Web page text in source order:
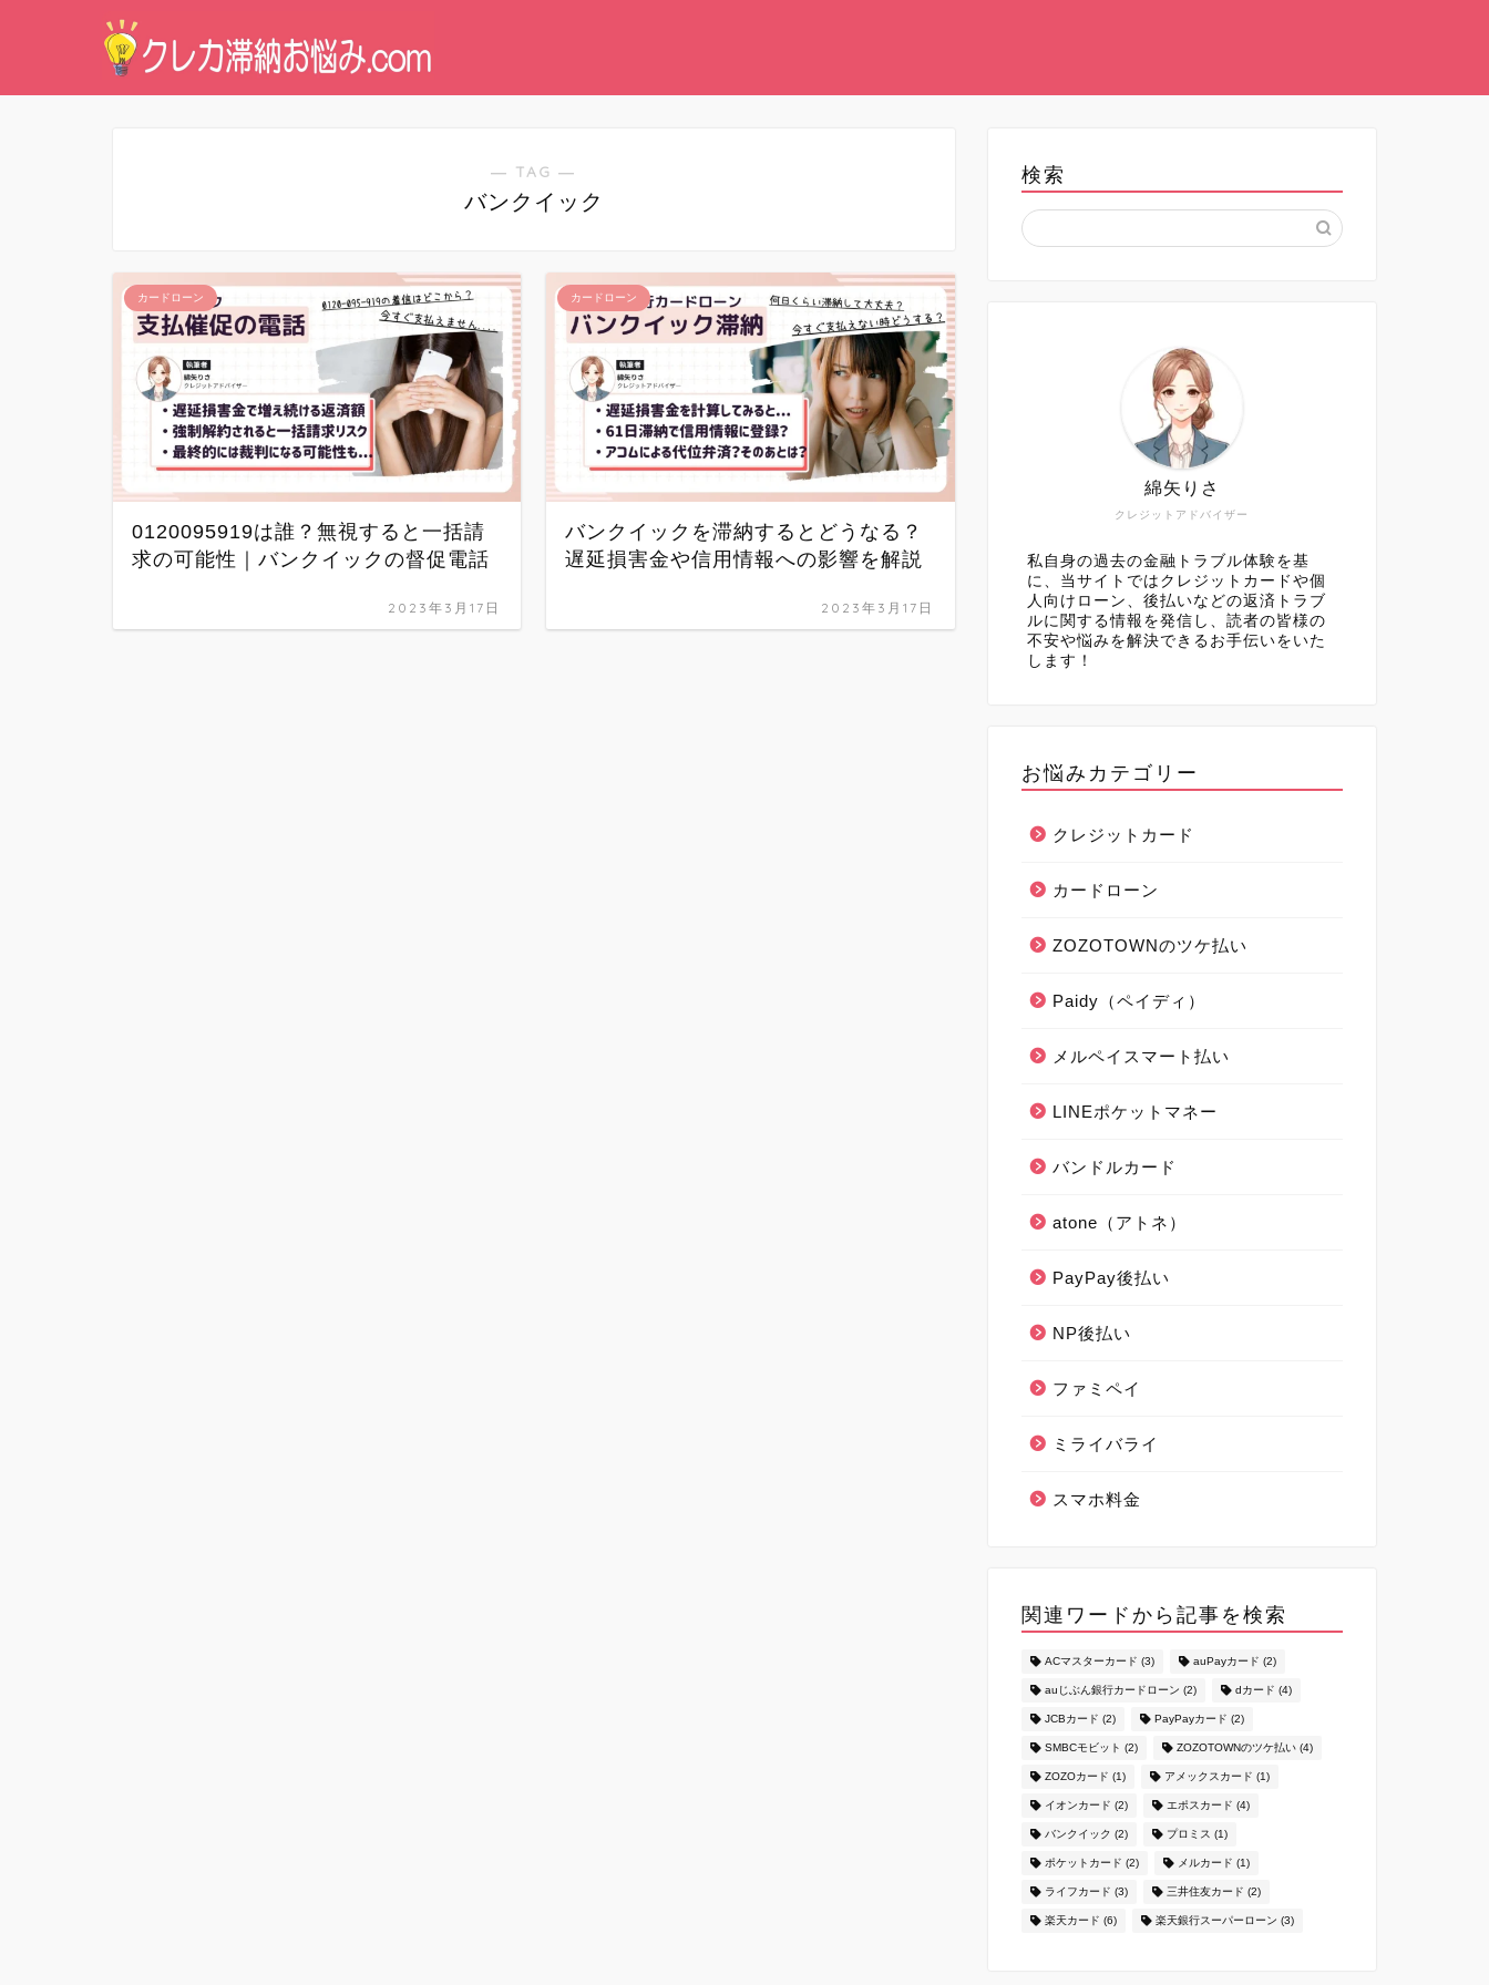
― TAG ―
バンクイック
カードローン
0120095919は誰？無視すると一括請
求の可能性｜バンクイックの督促電話
2023年3月17日
カードローン
バンクイックを滞納するとどうなる？
遅延損害金や信用情報への影響を解説
2023年3月17日
検索
クレジットアドバイザー
綿矢りさ
私自身の過去の金融トラブル体験を基
に、当サイトではクレジットカードや個
人向けローン、後払いなどの返済トラブ
ルに関する情報を発信し、読者の皆様の
不安や悩みを解決できるお手伝いをいた
します！
お悩みカテゴリー
クレジットカード
カードローン
ZOZOTOWNのツケ払い
Paidy（ペイディ）
メルペイスマート払い
LINEポケットマネー
バンドルカード
atone（アトネ）
PayPay後払い
NP後払い
ファミペイ
ミライバライ
スマホ料金
関連ワードから記事を検索
ACマスターカード (3) auPayカード (2)
auじぶん銀行カードローン (2) dカード (4)
JCBカード (2) PayPayカード (2)
SMBCモビット (2) ZOZOTOWNのツケ払い(4)
ZOZOカード (1) アメックスカード (1)
イオンカード (2) エポスカード (4)
バンクイック (2) プロミス (1)
ポケットカード (2) メルカード (1)
ライフカード (3) 三井住友カード (2)
楽天カード (6) 楽天銀行スーパーローン (3)